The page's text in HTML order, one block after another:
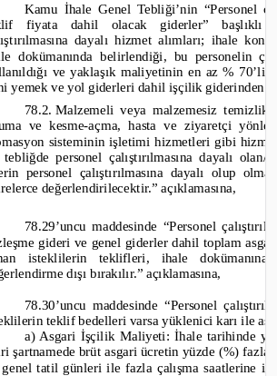
Kamu İhale Genel Tebliği’nin “Personel
fiyata dahil olacak giderler” başlıklı
dayalı hizmet alımları; ihale
dokümanında belirlendiği, bu personelin
ve yaklaşık maliyetinin en az %
yemek ve yol giderleri dahil işçilik giderinden
78.2. Malzemeli veya malzemesiz
ve kesme-açma, hasta ve ziyaretçi
sisteminin işletimi hizmetleri gibi
personel çalıştırılmasına dayalı
personel çalıştırılmasına dayalı olup
değerlendirilecektir.” açıklamasına,
78.29’uncu maddesinde “Personel
gideri ve genel giderler dahil toplam
isteklilerin teklifleri, ihale
dışı bırakılır.” açıklamasına,
78.30’uncu maddesinde “Personel
teklif bedelleri varsa yüklenici karı ile
a) Asgari İşçilik Maliyeti: İhale tarihinde
şartnamede brüt asgari ücretin yüzde (%)
tatil günleri ile fazla çalışma saatlerine